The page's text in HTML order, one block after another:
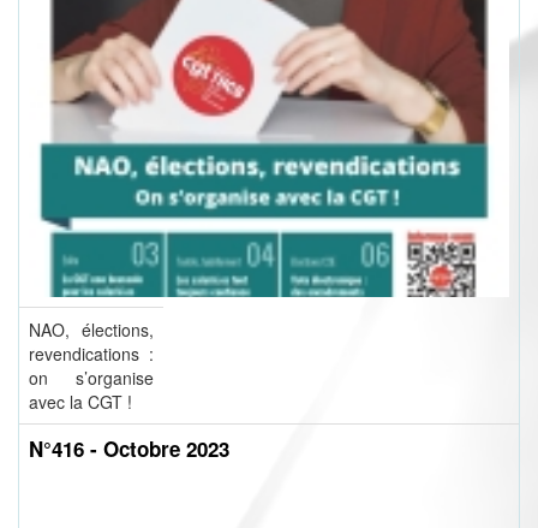
NAO, élections,
revendications :
on s’organise
avec la CGT !
N°416 - Octobre 2023